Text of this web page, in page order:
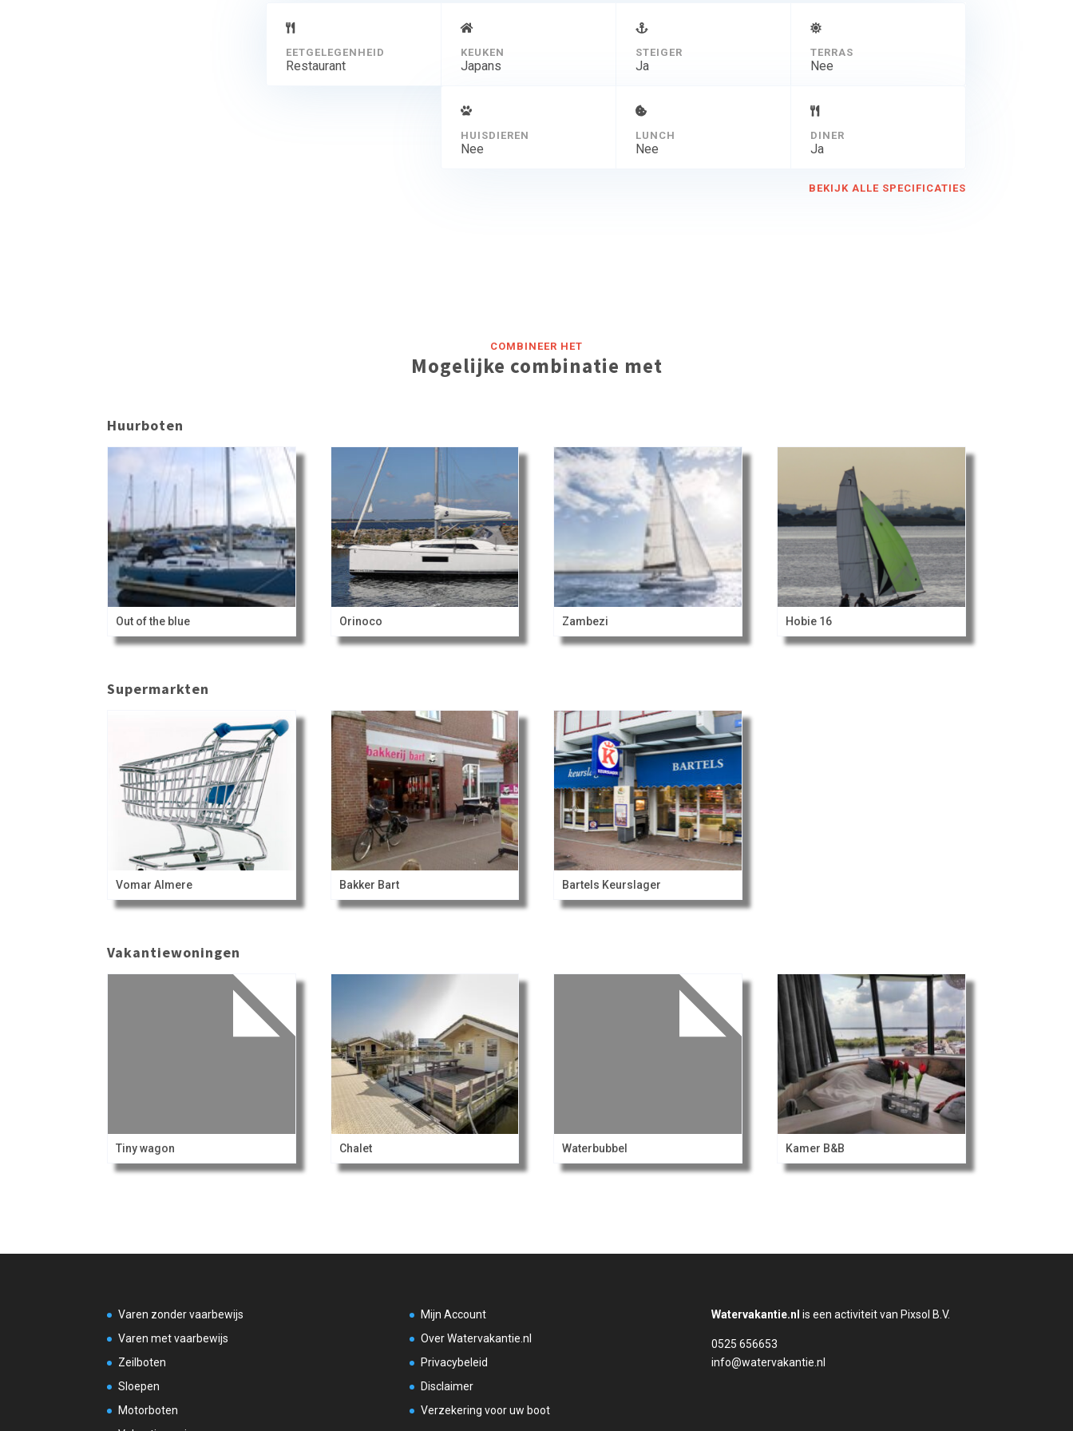
EETGELEGENHEID
Restaurant
KEUKEN
Japans
STEIGER
Ja
TERRAS
Nee
HUISDIEREN
Nee
LUNCH
Nee
DINER
Ja
BEKIJK ALLE SPECIFICATIES
COMBINEER HET
Mogelijke combinatie met
Huurboten
Out of the blue Orinoco Zambezi Hobie 16
Supermarkten
Vomar Almere Bakker Bart Bartels Keurslager
Vakantiewoningen
Tiny wagon Chalet Waterbubbel Kamer B&B
Varen zonder vaarbewijs
Varen met vaarbewijs
Zeilboten
Sloepen
Motorboten
Mijn Account
Over Watervakantie.nl
Privacybeleid
Disclaimer
Verzekering voor uw boot
Watervakantie.nl is een activiteit van Pixsol B.V.
0525 656653
info@watervakantie.nl